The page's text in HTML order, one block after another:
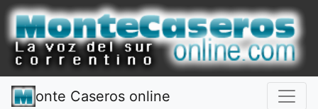
onte Caseros online